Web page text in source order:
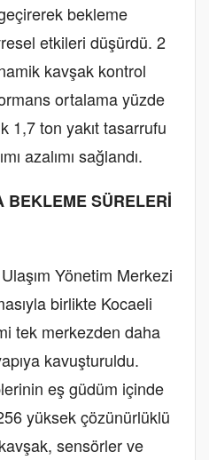
bekleme
etkileri düşürdü. 2
kavşak kontrol
ortalama yüzde
1,7 ton yakıt tasarrufu
azalımı sağlandı.
BEKLEME SÜRELERİ
Yönetim Merkezi
birlikte Kocaeli
tek merkezden daha
kavuşturuldu.
eş güdüm içinde
yüksek çözünürlüklü
sensörler ve